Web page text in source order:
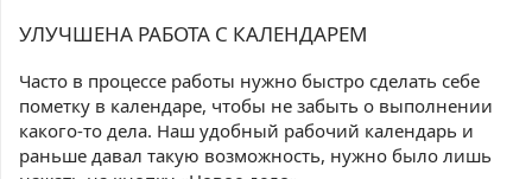
УЛУЧШЕНА РАБОТА С КАЛЕНДАРЕМ
Часто в процессе работы нужно быстро сделать себе
пометку в календаре, чтобы не забыть о выполнении
какого-то дела. Наш удобный рабочий календарь и
раньше давал такую возможность, нужно было лишь